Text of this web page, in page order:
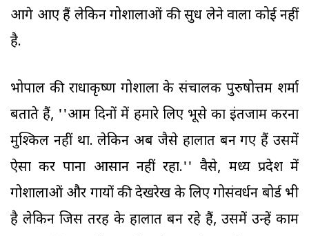
आगे आए हैं लेकिन गोशालाओं की सुध लेने वाला कोई नहीं
है.
भोपाल की राधाकृष्ण गोशाला के संचालक पुरुषोत्तम शर्मा
बताते हैं, ''आम दिनों में हमारे लिए भूसे का इंतजाम करना
मुश्किल नहीं था. लेकिन अब जैसे हालात बन गए हैं उसमें
ऐसा कर पाना आसान नहीं रहा.'' वैसे, मध्य प्रदेश में
गोशालाओं और गायों की देखरेख के लिए गोसंवर्धन बोर्ड भी
है लेकिन जिस तरह के हालात बन रहे हैं, उसमें उन्हें काम